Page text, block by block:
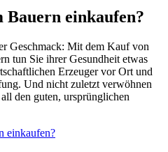
einkaufen?
Geschmack: Mit dem Kauf von
tun Sie ihrer Gesundheit etwas
Erzeuger vor Ort und
Und nicht zuletzt verwöhnen
den guten, ursprünglichen
einkaufen?